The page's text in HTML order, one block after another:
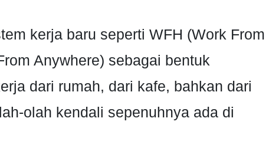
kerja baru seperti WFH (Work From
Anywhere) sebagai bentuk
dari rumah, dari kafe, bahkan dari
olah kendali sepenuhnya ada di